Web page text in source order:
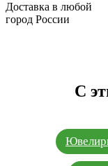
Доставка в любой
город России
С